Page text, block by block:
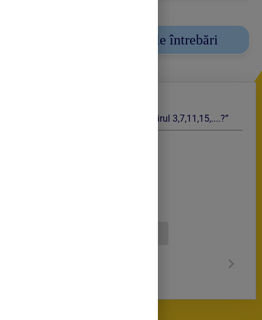
Răspundeți la umătoarele întrebări
„ Care este numărul următor din şirul 3,7,11,15,....?”